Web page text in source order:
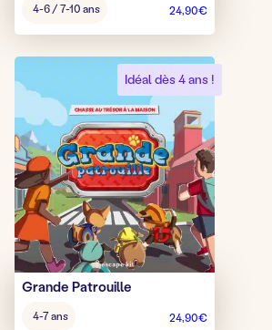
pour
4-6 / 7-10 ans 24,90€
Idéal dès 4 ans !
Grande Patrouille
pour4-7 ans 24,90€